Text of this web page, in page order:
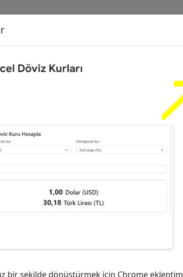
(USD)
(EUR)?
bir şekilde dönüştürmek için Chrome